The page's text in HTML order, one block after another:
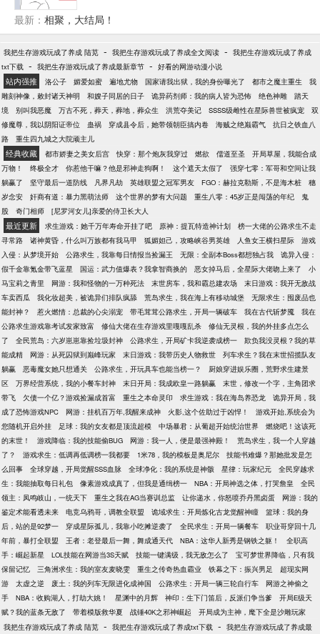
不惯男女主比她嚣张，在她面前出风头。––这个身世
背景强大的女反派就这么和男女主杠上了，剧情发展
被推进兽潮死在魔兽口中。––典型的出场华丽结局草
率。––然而她穿成了百里伏?，大结局都没有活到的百
里伏?，所以葬身魔兽口腹的是她？哒咩！––系统告诉
她，完成任务可以许诺她一个愿望，包括重生拥有一
副健康的身体。––任务是嚣张的活到大结局。––嚣张
值还可换取系统商城物品。––看完这任务，伏?表示不
就是嚣张吗？我可以的。––可是男主怎么变的不太一
样？伏?∶你不要过来呀！我超凶滴！卿棋景∶小团子，
饿饿！
最新： 相聚，大结局！
我把生存游戏玩成了养成 陆苋 - 我把生存游戏玩成了养成全文阅读 - 我把生存游戏玩成了养成
txt下载 - 我把生存游戏玩成了养成最新章节 - 好看的网游动漫小说
站内强推 洛公子 媚爱如蜜 遍地尤物 国家请我出狱，我的身份曝光了 都市之魔主重生
我
雕刻神像，敕封诸天神明
和嫂子同居的日子 诡异药剂师：我的病人皆为恐怖 绝色神雕
踏天
境
别叫我恶魔 万古不死，葬天，葬地，葬众生 洪荒夺美记 SSSS级雌性在星际兽世被疯宠
双
修魔尊，我以阴阳证帝位
蛊祸 穿成县令后，她带领朝臣搞内卷 海贼之绝巅霸气
抗日之铁血八
路
重生四九城之大院顽主儿
经典收藏 都市娇妻之美女后宫 快穿：那个炮灰我穿过 燃欲 儒道至圣
开局草屋，我能合成
万物！
终极全才 你惹他干嘛？他是邪神走狗啊！ 这个遮天太假了
强穿七零：军哥和空间让我
躺赢了
坚守最后一道防线 凡界凡劫 英雄联盟之冠军男友 FGO：赫拉克勒斯，不是海木桩
穗
岁念安
奸商有道：暴力黑萌法师 这个世界的梦有大问题 重生八零：45岁正是闯荡的年纪
鬼
股
奇门相师 [尼罗河女儿]亲爱的侍卫长大人
最近更新 求生游戏：她千万年寿命开挂了吧 原神：提瓦特造神计划
榜一大佬的公路求生不走
寻常路
诸神黄昏，什么叫万族都有我马甲 狐媚妲己，攻略峡谷男英雄 人鱼女王横扫星际
游戏
入侵：从梦境开始
公路求生，我靠每日情报当捡漏王 无限：全副本Boss都想独占我
诡异入侵：
假千金靠氪金带飞蓝星
国运：武力值爆表？我拿智商换的 恶女掉马后，全星际大佬吻上来了
小
马宝莉之青里
网游：我和怪物的一万种死法 末世房车，我和霸总建农场
末日游戏：我开无敌战
车卖西瓜
我化妆超美，被诡异们排队疯舔 荒岛求生，我在海上有移动城堡
无限求生：囤废品也
能封神？
惹火燃情：总裁的心尖溺宠 带毛茸茸公路求生，开局一辆破车 我在古代斩梦魇
我在
公路求生游戏靠考试发家致富
修仙大佬在生存游戏里嘎嘎乱杀
修仙无灵根，我的外挂多点怎么
了
全民荒岛：六岁崽崽靠捡垃圾封神 公路求生，开局矿卡我逆袭成榜一
欺负我没灵根？我的草
能成精
网游：从死囚狱到巅峰玩家 末日游戏：我带历史人物救世
列车求生？我在末世招揽队友
躺赢
恶毒魔女她只想通关 公路求生，开玩具车也能当榜一？
厨娘穿进娱乐圈，荒野求生建景
区
万界经营系统，我的小餐车封神 末日开局：我成欧皇一路躺赢
末世，修改一个字，主角团求
带飞
欠债一个亿？游戏捡漏成首富 重生之本命灵印 求生游戏：我在海岛养恐龙
诡异开局，我
成了恐怖游戏NPC
网游：挂机百万年,我醒来成神 火影,这个佐助过于凶悍！
游戏开始,系统会为
您随机开启外挂
足球：我的女友都是顶流超模 中场暴君：从葡超开始统治世界
燃烧吧！这该死
的末世！
游戏降临：我的技能偷BUG 网游：我一人，便是最强神殿！
荒岛求生，我一个人穿越
了？
游戏求生：低调再低调榜一我都要 1米78，我的模板是奥尼尔
技能书难爆？那她批发是怎
么回事
全球穿越，开局觉醒SSS血脉 全球净化：我的系统是神骸 星律：玩家纪元
全民穿越求
生：我能抽取每日礼包
像素游戏成真了，但我是通缉榜一 NBA：开局神选之体，打哭詹皇
全民
领主：凤鸣岐山，一统天下
重生之我在AG当赛训总监 让你递水，你怒喷乔丹黑卤蛋
网游：我的
鉴定术能看透未来
电竞乌鸦哥，调教全联盟 诡域求生：开局炼化古龙觉醒神瞳
篮球：我的身
后，站的是92梦一
穿成星际孤儿，我靠小吃摊逆袭了 全民求生：开局一辆餐车
职业哥穿回十几
年前，暴打全联盟
王者：老登最后一舞，舞成通天代 NBA：这华人新秀是钢铁之躯！
全职高
手：崛起新星
LOL技能在网游当3S天赋 技能一键满级，我无敌怎么了
宝可梦世界降临，只有我
保留记忆
三角洲求生：我的室友麦晓雯 重生之传奇热血霸业 铁幕之下：振兴男足
超现实网
游
太虚之逆 废土：我的列车无限进化成神国 公路求生：开局一辆三轮自行车
网游之神偷之
手
NBA：收购湖人，打劫大姚！ 星渊中的月辉 神印：生下门笛后，反派们争当爹
开局E级天
赋？我的蓝条无敌了
带着模版救华夏 战锤40K之邪神崛起
开局成为主神，麾下全是沙雕玩家
我把生存游戏玩成了养成 陆苋 - 我把生存游戏玩成了养成txt下载 - 我把生存游戏玩成了养成最